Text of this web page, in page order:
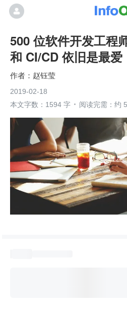
500 位软件开发工程
和 CI/CD 依旧是最爱
赵钰莹
2019-02-18
本文字数：1594 字
阅读完需：约